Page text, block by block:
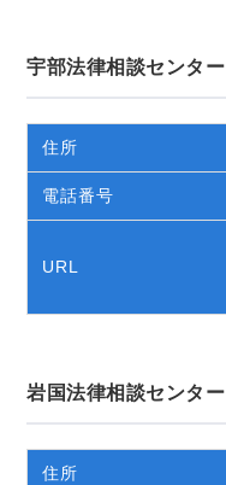
宇部法律相談センター
住所
電話番号
URL
岩国法律相談センター
住所